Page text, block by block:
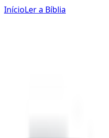
InícioLer a Bíblia